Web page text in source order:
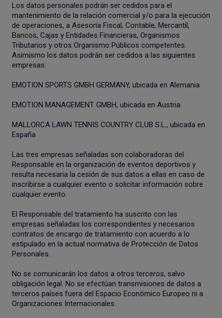
Los datos personales podrán ser cedidos para el
mantenimiento de la relación comercial y/o para la ejecución
de operaciones, a Asesoría Fiscal, Contable, Mercantil,
Bancos, Cajas y Entidades Financieras, Organismos
Tributarios y otros Organismo Públicos competentes.
Asimismo los datos podrán ser cedidos a las siguientes
empresas:
EMOTION SPORTS GMBH GERMANY, ubicada en Alemania
EMOTION MANAGEMENT GMBH, ubicada en Austria
MALLORCA LAWN TENNIS COUNTRY CLUB S.L., ubicada en
España
Las tres empresas señaladas son colaboradoras del
Responsable en la organización de eventos deportivos y
resulta necesaria la cesión de sus datos a ellas en caso de
inscribirse a cualquier evento o solicitar información sobre
cualquier evento.
El Responsable del tratamiento ha suscrito con las
empresas señaladas los correspondientes y necesarios
contratos de encargo de tratamiento con acuerdo a lo
estipulado en la actual normativa de Protección de Datos
Personales.
No se comunicarán los datos a otros terceros, salvo
obligación legal. No se efectúan transmisiones de datos a
terceros países fuera del Espacio Económico Europeo ni a
Organizaciones Internacionales.